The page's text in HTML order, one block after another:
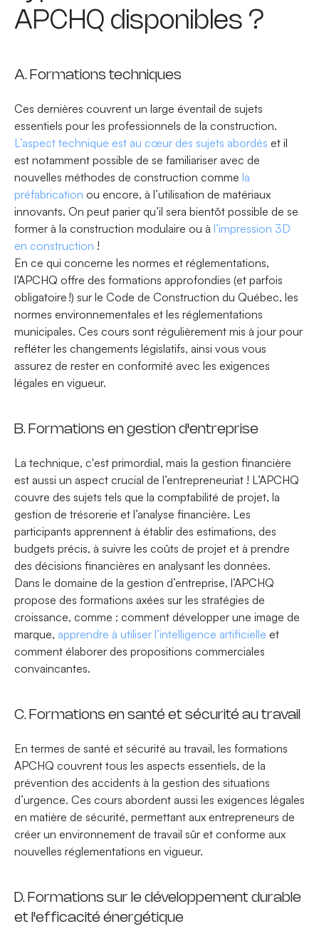
APCHQ disponibles ?
A. Formations techniques
Ces dernières couvrent un large éventail de sujets
essentiels pour les professionnels de la construction.
L’aspect technique est au cœur des sujets abordés et il
est notamment possible de se familiariser avec de
nouvelles méthodes de construction comme la
préfabrication ou encore, à l’utilisation de matériaux
innovants. On peut parier qu’il sera bientôt possible de se
former à la construction modulaire ou à l’impression 3D
en construction !
En ce qui concerne les normes et réglementations,
l’APCHQ offre des formations approfondies (et parfois
obligatoire !) sur le Code de Construction du Québec, les
normes environnementales et les réglementations
municipales. Ces cours sont régulièrement mis à jour pour
refléter les changements législatifs, ainsi vous vous
assurez de rester en conformité avec les exigences
légales en vigueur.
B. Formations en gestion d'entreprise
La technique, c'est primordial, mais la gestion financière
est aussi un aspect crucial de l’entrepreneuriat ! L’APCHQ
couvre des sujets tels que la comptabilité de projet, la
gestion de trésorerie et l’analyse financière. Les
participants apprennent à établir des estimations, des
budgets précis, à suivre les coûts de projet et à prendre
des décisions financières en analysant les données.
Dans le domaine de la gestion d’entreprise, l’APCHQ
propose des formations axées sur les stratégies de
croissance, comme : comment développer une image de
marque, apprendre à utiliser l’intelligence artificielle et
comment élaborer des propositions commerciales
convaincantes.
C. Formations en santé et sécurité au travail
En termes de santé et sécurité au travail, les formations
APCHQ couvrent tous les aspects essentiels, de la
prévention des accidents à la gestion des situations
d’urgence. Ces cours abordent aussi les exigences légales
en matière de sécurité, permettant aux entrepreneurs de
créer un environnement de travail sûr et conforme aux
nouvelles réglementations en vigueur.
D. Formations sur le développement durable
et l'efficacité énergétique